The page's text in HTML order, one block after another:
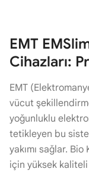
EMT
Cihazları:
EMT
vücut
yoğunluklu
tetikleyen bu
yakımı sağlar.
için yüksek kaliteli